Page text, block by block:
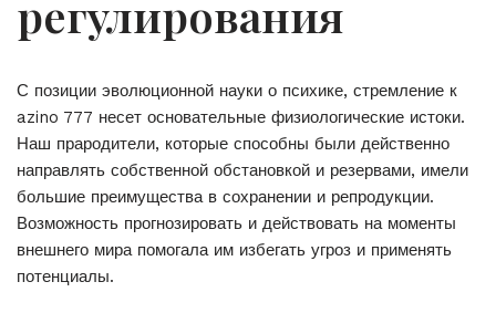
регулирования
С позиции эволюционной науки о психике, стремление к
azino 777 несет основательные физиологические истоки.
Наш прародители, которые способны были действенно
направлять собственной обстановкой и резервами, имели
большие преимущества в сохранении и репродукции.
Возможность прогнозировать и действовать на моменты
внешнего мира помогала им избегать угроз и применять
потенциалы.